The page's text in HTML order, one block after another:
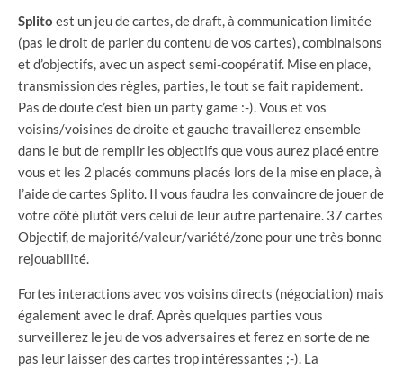
Splito est un jeu de cartes, de draft, à communication limitée
(pas le droit de parler du contenu de vos cartes), combinaisons
et d’objectifs, avec un aspect semi-coopératif. Mise en place,
transmission des règles, parties, le tout se fait rapidement.
Pas de doute c’est bien un party game :-). Vous et vos
voisins/voisines de droite et gauche travaillerez ensemble
dans le but de remplir les objectifs que vous aurez placé entre
vous et les 2 placés communs placés lors de la mise en place, à
l’aide de cartes Splito. Il vous faudra les convaincre de jouer de
votre côté plutôt vers celui de leur autre partenaire. 37 cartes
Objectif, de majorité/valeur/variété/zone pour une très bonne
rejouabilité.
Fortes interactions avec vos voisins directs (négociation) mais
également avec le draf. Après quelques parties vous
surveillerez le jeu de vos adversaires et ferez en sorte de ne
pas leur laisser des cartes trop intéressantes ;-). La